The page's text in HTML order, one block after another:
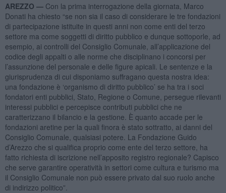
AREZZO — Con la prima interrogazione della giornata, Marco
Donati ha chiesto “se non sia il caso di considerare le tre fondazioni
di partecipazione istituite in questi anni non come enti del terzo
settore ma come soggetti di diritto pubblico e dunque sottoporle, ad
esempio, ai controlli del Consiglio Comunale, all’applicazione del
codice degli appalti o alle norme che disciplinano i concorsi per
l’assunzione del personale e delle figure apicali. Le sentenze e la
giurisprudenza di cui disponiamo suffragano questa nostra idea:
una fondazione è ‘organismo di diritto pubblico’ se ha tra i soci
fondatori enti pubblici, Stato, Regione o Comune, persegue rilevanti
interessi pubblici e percepisce contributi pubblici che ne
caratterizzano il bilancio e la gestione. È quanto accade per le
fondazioni aretine per la quali finora è stato sottratto, ai danni del
Consiglio Comunale, qualsiasi potere. La Fondazione Guido
d’Arezzo che si qualifica proprio come ente del terzo settore, ha
fatto richiesta di iscrizione nell’apposito registro regionale? Capisco
che serve garantire operatività in settori come cultura e turismo ma
il Consiglio Comunale non può essere privato dal suo ruolo anche
di indirizzo politico”.